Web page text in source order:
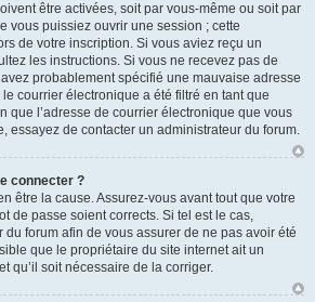
être activées, soit par vous-même ou soit par
vous puissiez ouvrir une session ; cette
de votre inscription. Si vous aviez reçu un
les instructions. Si vous ne recevez pas de
probablement spécifié une mauvaise adresse
courrier électronique a été filtré en tant que
que l’adresse de courrier électronique que vous
essayez de contacter un administrateur du forum.
connecter ?
être la cause. Assurez-vous avant tout que votre
de passe soient corrects. Si tel est le cas,
forum afin de vous assurer de ne pas avoir été
que le propriétaire du site internet ait un
qu’il soit nécessaire de la corriger.